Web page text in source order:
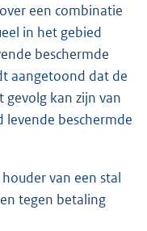
een combinatie
in het gebied
beschermde
aangetoond dat de
gevolg kan zijn van
levende beschermde
van een stal
tegen betaling